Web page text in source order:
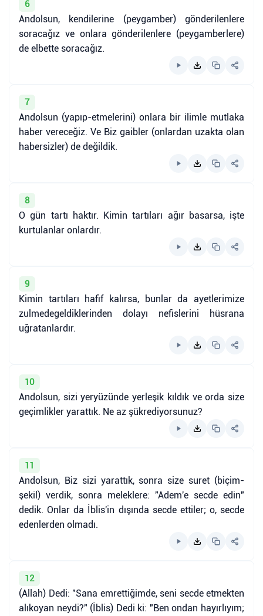
6
Andolsun, kendilerine (peygamber) gönderilenlere
soracağız ve onlara gönderilenlere (peygamberlere)
de elbette soracağız.
7
Andolsun (yapıp-etmelerini) onlara bir ilimle mutlaka
haber vereceğiz. Ve Biz gaibler (onlardan uzakta olan
habersizler) de değildik.
8
O gün tartı haktır. Kimin tartıları ağır basarsa, işte
kurtulanlar onlardır.
9
Kimin tartıları hafif kalırsa, bunlar da ayetlerimize
zulmedegeldiklerinden dolayı nefislerini hüsrana
uğratanlardır.
10
Andolsun, sizi yeryüzünde yerleşik kıldık ve orda size
geçimlikler yarattık. Ne az şükrediyorsunuz?
11
Andolsun, Biz sizi yarattık, sonra size suret (biçim-
şekil) verdik, sonra meleklere: "Adem'e secde edin"
dedik. Onlar da İblis'in dışında secde ettiler; o, secde
edenlerden olmadı.
12
(Allah) Dedi: "Sana emrettiğimde, seni secde etmekten
alıkoyan neydi?" (İblis) Dedi ki: "Ben ondan hayırlıyım;